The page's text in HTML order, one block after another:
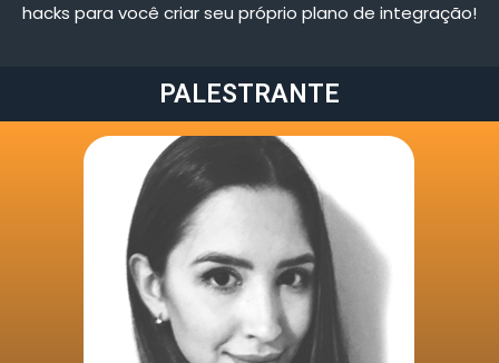
hacks para você criar seu próprio plano de integração!
PALESTRANTE